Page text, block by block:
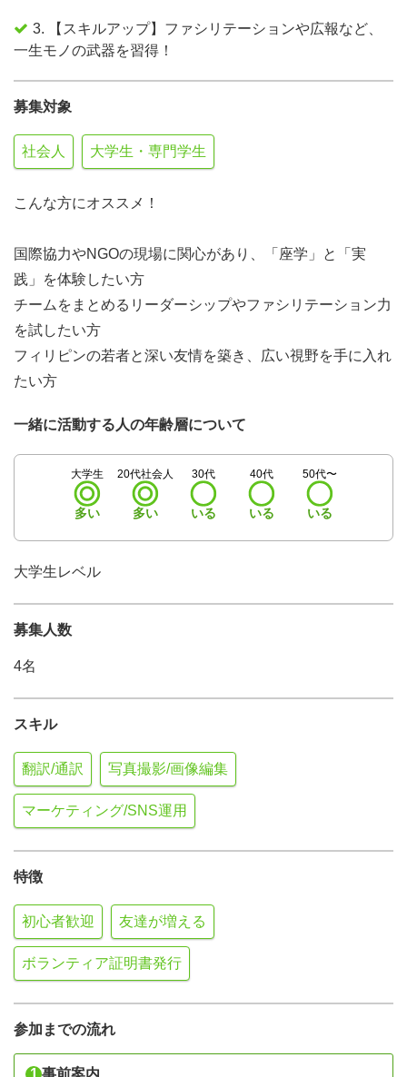
3. 【スキルアップ】ファシリテーションや広報など、
一生モノの武器を習得！
募集対象
社会人 大学生・専門学生
こんな方にオススメ！
国際協力やNGOの現場に関心があり、「座学」と「実
践」を体験したい方
チームをまとめるリーダーシップやファシリテーション力
を試したい方
フィリピンの若者と深い友情を築き、広い視野を手に入れ
たい方
一緒に活動する人の年齢層について
大学生
多い
20代社会人
多い
30代
いる
40代
いる
50代〜
いる
大学生レベル
募集人数
4名
スキル
翻訳/通訳 写真撮影/画像編集
マーケティング/SNS運用
特徴
初心者歓迎 友達が増える
ボランティア証明書発行
参加までの流れ
1 事前案内